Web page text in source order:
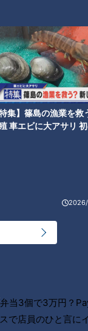
集】篠島の漁業を救
車エビに大アサリ
きるオススメ最新
！